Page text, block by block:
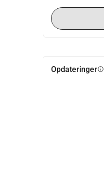
Opdateringerinfo